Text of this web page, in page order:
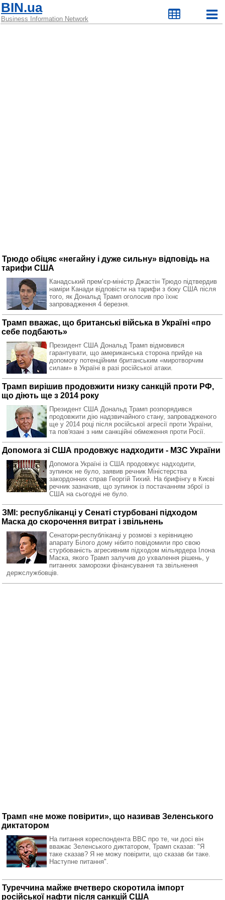
BIN.ua
Business Information Network
Трюдо обіцяє «негайну і дуже сильну» відповідь на
тарифи США
Канадський премʼєр-міністр Джастін Трюдо підтвердив
наміри Канади відповісти на тарифи з боку США після
того, як Дональд Трамп оголосив про їхнє
запровадження 4 березня.
Трамп вважає, що британські війська в Україні «про
себе подбають»
Президент США Дональд Трамп відмовився
гарантувати, що американська сторона прийде на
допомогу потенційним британським «миротворчим
силам» в Україні в разі російської атаки.
Трамп вирішив продовжити низку санкцій проти РФ,
що діють ще з 2014 року
Президент США Дональд Трамп розпорядився
продовжити дію надзвичайного стану, запровадженого
ще у 2014 році після російської агресії проти України,
та пов'язані з ним санкційні обмеження проти Росії.
Допомога зі США продовжує надходити - МЗС України
Допомога Україні із США продовжує надходити,
зупинок не було, заявив речник Міністерства
закордонних справ Георгій Тихий. На брифінгу в Києві
речник зазначив, що зупинок із постачанням зброї із
США на сьогодні не було.
ЗМІ: республіканці у Сенаті стурбовані підходом
Маска до скорочення витрат і звільнень
Сенатори-республіканці у розмові з керівницею
апарату Білого дому нібито повідомили про свою
стурбованість агресивним підходом мільярдера Ілона
Маска, якого Трамп залучив до ухвалення рішень, у
питаннях заморозки фінансування та звільнення
держслужбовців.
Трамп «не може повірити», що називав Зеленського
диктатором
На питання кореспондента BBC про те, чи досі він
вважає Зеленського диктатором, Трамп сказав: "Я
таке сказав? Я не можу повірити, що сказав би таке.
Наступне питання".
Туреччина майже вчетверо скоротила імпорт
російської нафти після санкцій США